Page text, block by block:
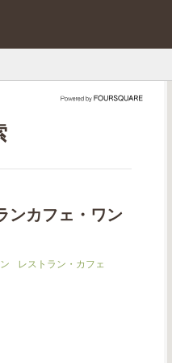
ンカフェ・ワン
レストラン・カフェ